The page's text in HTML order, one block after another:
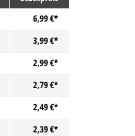
6,99 €*
3,99 €*
2,99 €*
2,79 €*
2,49 €*
2,39 €*